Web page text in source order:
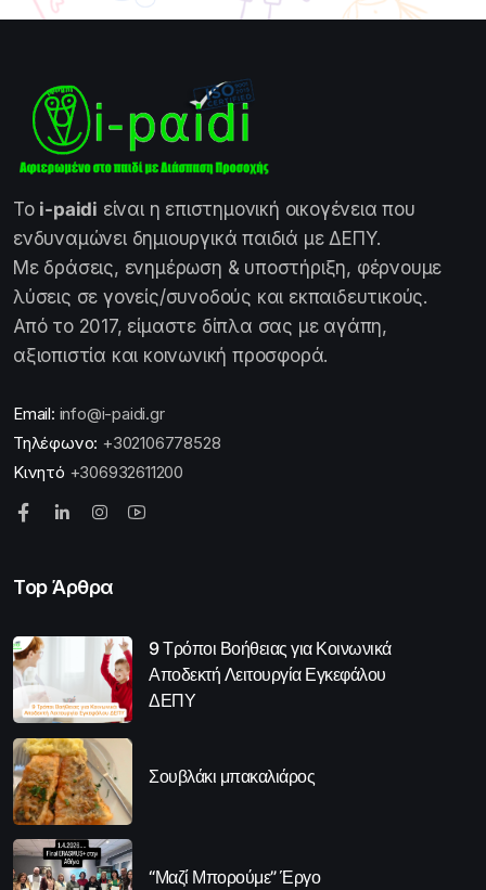
Το i-paidi είναι η επιστημονική οικογένεια που
ενδυναμώνει δημιουργικά παιδιά με ΔΕΠΥ.
Με δράσεις, ενημέρωση & υποστήριξη, φέρνουμε
λύσεις σε γονείς/συνοδούς και εκπαιδευτικούς.
Από το 2017, είμαστε δίπλα σας με αγάπη,
αξιοπιστία και κοινωνική προσφορά.
Email: info@i-paidi.gr
Τηλέφωνο: +302106778528
Κινητό +306932611200
Top Άρθρα
9 Τρόποι Βοήθειας για Κοινωνικά
Αποδεκτή Λειτουργία Εγκεφάλου
ΔΕΠΥ
Σουβλάκι μπακαλιάρος
“Μαζί Μπορούμε” Έργο